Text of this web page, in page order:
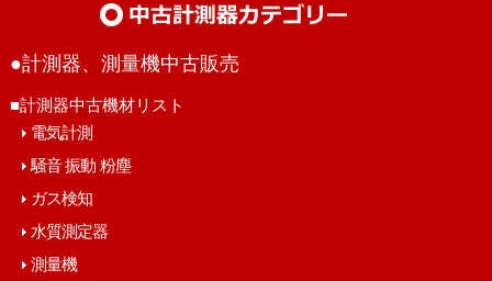
●計測器、測量機中古販売
■計測器中古機材リスト
電気計測
騒音 振動 粉塵
ガス検知
水質測定器
測量機